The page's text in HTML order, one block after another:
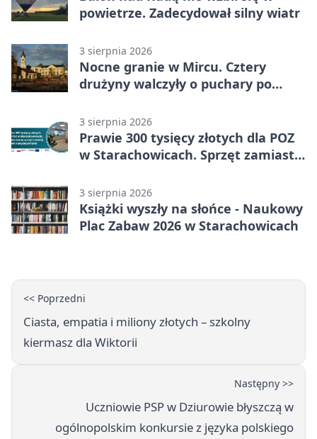
powietrze. Zadecydował silny wiatr
3 sierpnia 2026
Nocne granie w Mircu. Cztery
drużyny walczyły o puchary po
3 sierpnia 2026
Prawie 300 tysięcy złotych dla POZ
w Starachowicach. Sprzęt zamiast
3 sierpnia 2026
Książki wyszły na słońce - Naukowy
Plac Zabaw 2026 w Starachowicach
<< Poprzedni
Ciasta, empatia i miliony złotych – szkolny
kiermasz dla Wiktorii
Następny >>
Uczniowie PSP w Dziurowie błyszczą w
ogólnopolskim konkursie z języka polskiego